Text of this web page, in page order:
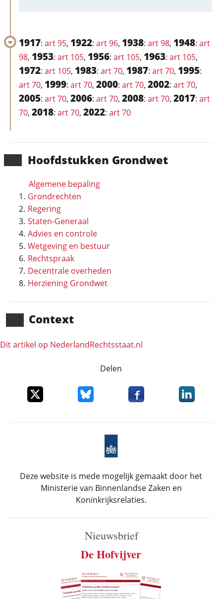
Hoofd­stukken Grondwet
Algemene bepaling
Grondrechten
Regering
Staten-Generaal
Advies en controle
Wetgeving en bestuur
Rechtspraak
Decentrale overheden
Herziening Grondwet
Context
Dit artikel op NederlandRechts­staat.nl
1917: art 95, 1922: art 96, 1938: art 98, 1948: art
98, 1953: art 105, 1956: art 105, 1963: art 105,
1972: art 105, 1983: art 70, 1987: art 70, 1995:
art 70, 1999: art 70, 2000: art 70, 2002: art 70,
2005: art 70, 2006: art 70, 2008: art 70, 2017: art
70, 2018: art 70, 2022: art 70
Delen
Deel dit item op XDeel dit item op Bluesky
Deel dit item opDeel dit
Deze website is mede mogelijk gemaakt door het
Ministerie van Binnenlandse Zaken en
Koninkrijksrelaties.
Nieuwsbrief
De Hofvijver